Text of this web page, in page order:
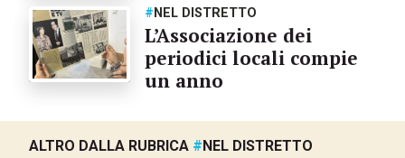
# NEL DISTRETTO
L’Associazione dei
periodici locali compie
un anno
ALTRO DALLA RUBRICA #NEL DISTRETTO